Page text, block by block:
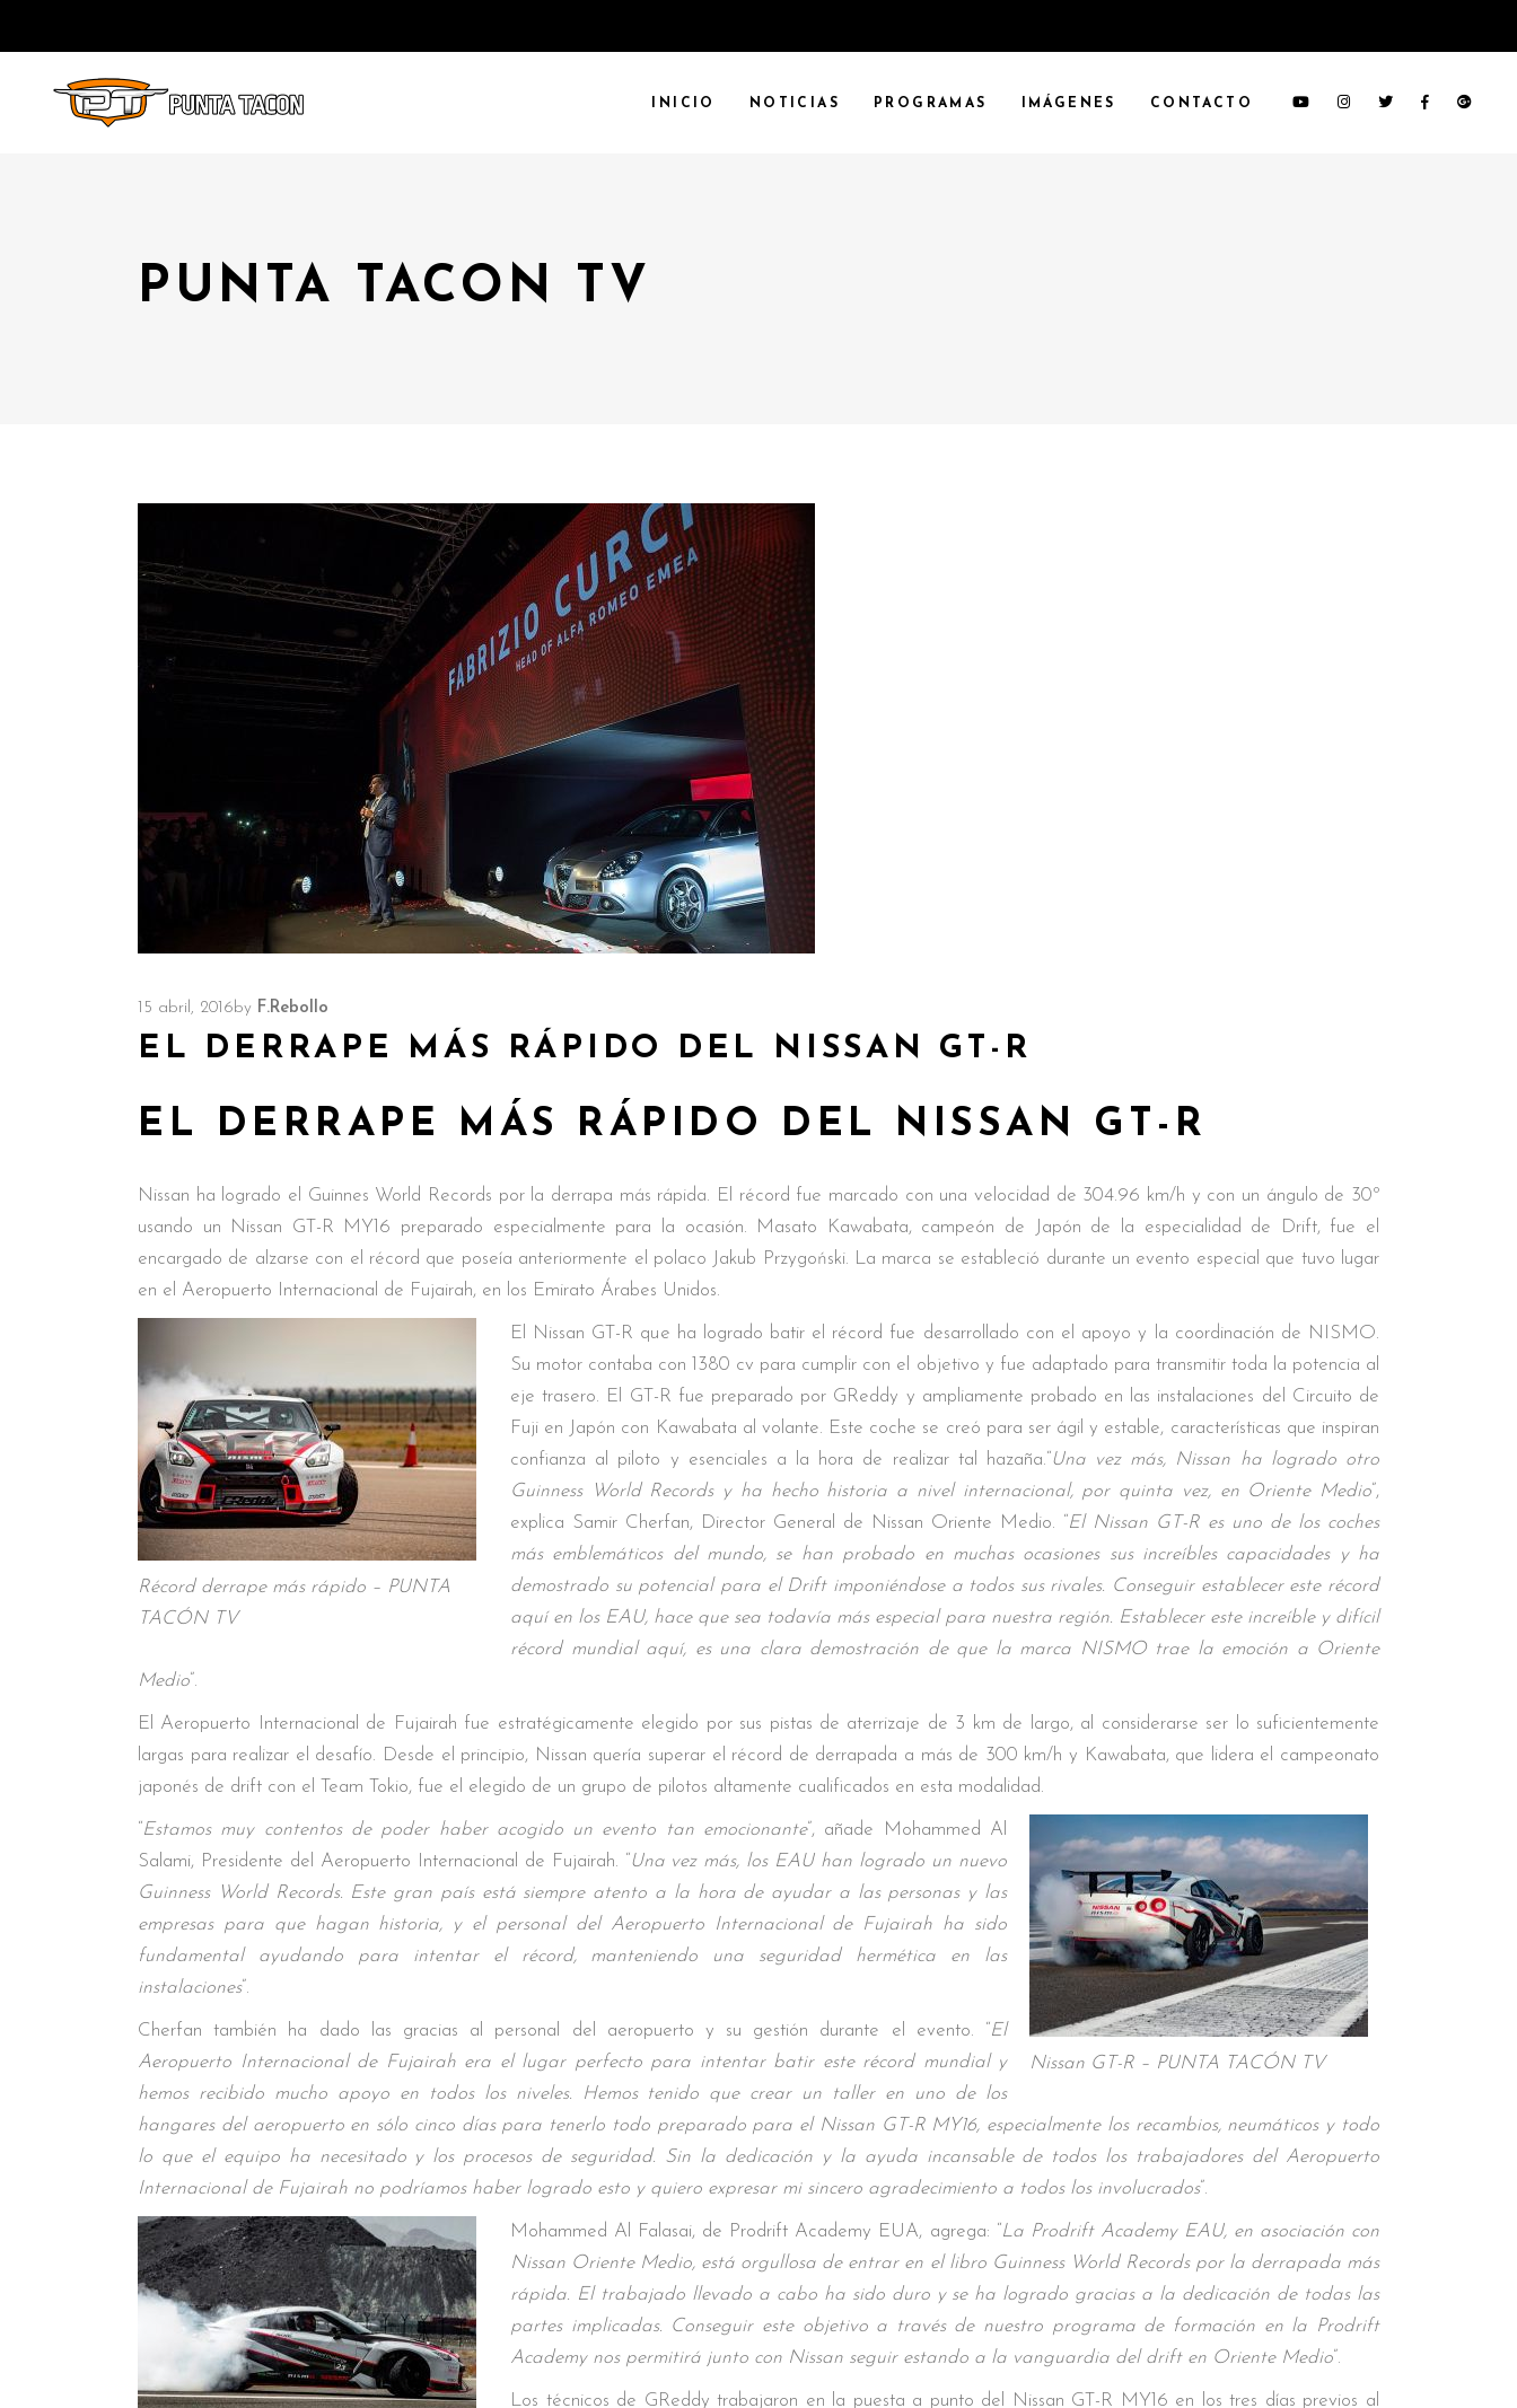
INICIO NOTICIAS PROGRAMAS IMÁGENES CONTACTO
PUNTA TACON TV
15 abril, 2016by F.Rebollo
EL DERRAPE MÁS RÁPIDO DEL NISSAN GT-R
EL DERRAPE MÁS RÁPIDO DEL NISSAN GT-R
Nissan ha logrado el Guinnes World Records por la derrapa más rápida. El récord fue marcado con una velocidad de 304.96 km/h y con un ángulo de 30º
usando un Nissan GT-R MY16 preparado especialmente para la ocasión. Masato Kawabata, campeón de Japón de la especialidad de Drift, fue el
encargado de alzarse con el récord que poseía anteriormente el polaco Jakub Przygoński. La marca se estableció durante un evento especial que tuvo lugar
en el Aeropuerto Internacional de Fujairah, en los Emirato Árabes Unidos.
Récord derrape más rápido – PUNTA
TACÓN TV
El Nissan GT-R que ha logrado batir el récord fue desarrollado con el apoyo y la coordinación de NISMO.
Su motor contaba con 1380 cv para cumplir con el objetivo y fue adaptado para transmitir toda la potencia al
eje trasero. El GT-R fue preparado por GReddy y ampliamente probado en las instalaciones del Circuito de
Fuji en Japón con Kawabata al volante. Este coche se creó para ser ágil y estable, características que inspiran
confianza al piloto y esenciales a la hora de realizar tal hazaña.“Una vez más, Nissan ha logrado otro
Guinness World Records y ha hecho historia a nivel internacional, por quinta vez, en Oriente Medio”,
explica Samir Cherfan, Director General de Nissan Oriente Medio. “El Nissan GT-R es uno de los coches
más emblemáticos del mundo, se han probado en muchas ocasiones sus increíbles capacidades y ha
demostrado su potencial para el Drift imponiéndose a todos sus rivales. Conseguir establecer este récord
aquí en los EAU, hace que sea todavía más especial para nuestra región. Establecer este increíble y difícil
récord mundial aquí, es una clara demostración de que la marca NISMO trae la emoción a Oriente
Medio”.
El Aeropuerto Internacional de Fujairah fue estratégicamente elegido por sus pistas de aterrizaje de 3 km de largo, al considerarse ser lo suficientemente
largas para realizar el desafío. Desde el principio, Nissan quería superar el récord de derrapada a más de 300 km/h y Kawabata, que lidera el campeonato
japonés de drift con el Team Tokio, fue el elegido de un grupo de pilotos altamente cualificados en esta modalidad.
Nissan GT-R – PUNTA TACÓN TV
“Estamos muy contentos de poder haber acogido un evento tan emocionante”, añade Mohammed Al
Salami, Presidente del Aeropuerto Internacional de Fujairah. “Una vez más, los EAU han logrado un nuevo
Guinness World Records. Este gran país está siempre atento a la hora de ayudar a las personas y las
empresas para que hagan historia, y el personal del Aeropuerto Internacional de Fujairah ha sido
fundamental ayudando para intentar el récord, manteniendo una seguridad hermética en las
instalaciones”.
Cherfan también ha dado las gracias al personal del aeropuerto y su gestión durante el evento. “El
Aeropuerto Internacional de Fujairah era el lugar perfecto para intentar batir este récord mundial y
hemos recibido mucho apoyo en todos los niveles. Hemos tenido que crear un taller en uno de los
hangares del aeropuerto en sólo cinco días para tenerlo todo preparado para el Nissan GT-R MY16, especialmente los recambios, neumáticos y todo
lo que el equipo ha necesitado y los procesos de seguridad. Sin la dedicación y la ayuda incansable de todos los trabajadores del Aeropuerto
Internacional de Fujairah no podríamos haber logrado esto y quiero expresar mi sincero agradecimiento a todos los involucrados”.
Mohammed Al Falasai, de Prodrift Academy EUA, agrega: “La Prodrift Academy EAU, en asociación con
Nissan Oriente Medio, está orgullosa de entrar en el libro Guinness World Records por la derrapada más
rápida. El trabajado llevado a cabo ha sido duro y se ha logrado gracias a la dedicación de todas las
partes implicadas. Conseguir este objetivo a través de nuestro programa de formación en la Prodrift
Academy nos permitirá junto con Nissan seguir estando a la vanguardia del drift en Oriente Medio”.
Los técnicos de GReddy trabajaron en la puesta a punto del Nissan GT-R MY16 en los tres días previos al